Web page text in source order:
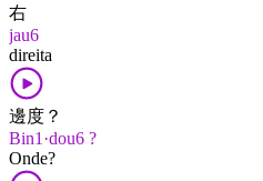
右
jau6
direita
邊度？
Bin1·dou6 ?
Onde?